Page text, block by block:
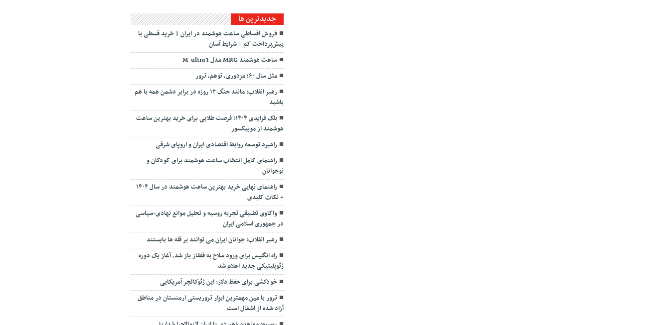
جديدترين ها
فروش اقساطی ساعت هوشمند در ایران | خرید قسطی با
پیش‌پرداخت کم + شرایط آسان
ساعت هوشمند MRG مدل M-ultra3
مثل سال ۶۰؛ مزدوری، توهم، ترور
رهبر انقلاب: مانند جنگ ۱۲ روزه در برابر دشمن همه با هم
باشید
بلک فرایدی ۱۴۰۴؛ فرصت طلایی برای خرید بهترین ساعت
هوشمند از موبیکسور
راهبرد توسعه روابط اقتصادی ایران و اروپای شرقی
راهنمای کامل انتخاب ساعت هوشمند برای کودکان و
نوجوانان
راهنمای نهایی خرید بهترین ساعت هوشمند در سال ۱۴۰۴
+ نکات کلیدی
واکاوی تطبیقی تجربه روسیه و تحلیل موانع نهادی-سیاسی
در جمهوری اسلامی ایران
رهبر انقلاب: جوانان ایران می توانند بر قله ها بایستند
راه انگلیس برای ورود سلاح به قفقاز باز شد، آغاز یک دوره
ژئوپلیتیکی جدید اعلام شد
خودکشی برای حفظ دلار: این ژئوکالچر آمریکایی
ترور با مین مهمترین ابزار تروریستی ارمنستان در مناطق
آزاد شده از اشغال است